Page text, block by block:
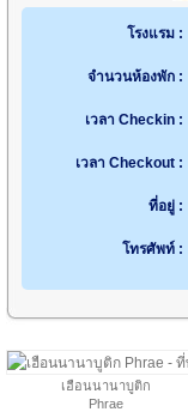
โรงแรม :
จำนวนห้องพัก :
เวลา Checkin :
เวลา Checkout :
ที่อยู่ :
โทรศัพท์ :
เฮือนนานาบูติก
Phrae